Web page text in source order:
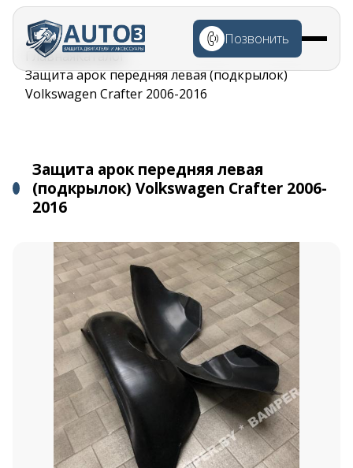
Перейти к
основному
содержанию
Позвонить
Строка
навигации
ГлавнаяКаталог
Защита арок передняя левая (подкрылок)
Volkswagen Crafter 2006-2016
Защита арок передняя левая
(подкрылок) Volkswagen Crafter 2006-
2016